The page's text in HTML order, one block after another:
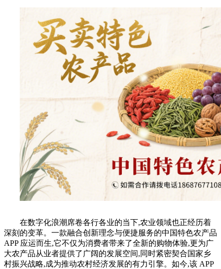
在数字化浪潮席卷各行各业的当下,农业领域也正经历着
深刻的变革。一款融合创新理念与便捷服务的中国特色农产品
APP 应运而生,它不仅为消费者带来了全新的购物体验,更为广
大农产品从业者提供了广阔的发展空间,同时紧密契合国家乡
村振兴战略,成为推动农村经济发展的有力引擎。如今,该 APP